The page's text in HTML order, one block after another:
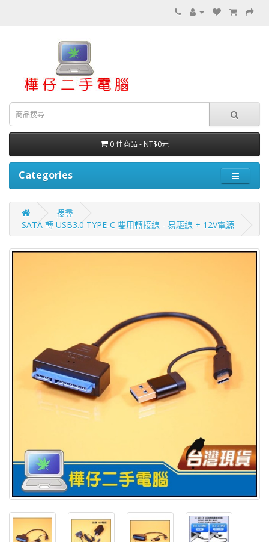
0 件商品 - NT$0元
Categories
搜尋
SATA 轉 USB3.0 TYPE-C 雙用轉接線 - 易驅線 + 12V電源